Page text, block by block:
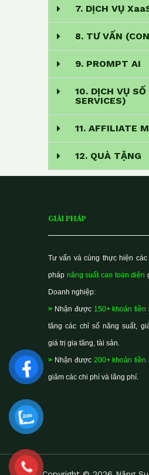
7. DỊCH VỤ
8. TƯ VẤN
9. PROMPT AI
10. DỊCH VỤ
SERVICES)
11. AFFILIATE
12. QUÀ TẶNG
GIẢI PHÁP
Tư vấn và cùng thực hiện các
pháp năng suất cao toàn diện
Doanh nghiệp:
> Nhận được 150+ khoản tiền
tăng các chỉ số năng suất,
giá trị gia tăng, tài sản.
> Nhận được 200+ khoản tiền
giảm các chi phí và lãng phí.